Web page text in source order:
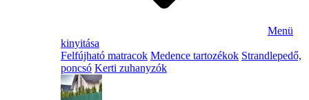
Menü
kinyitása
Felfújható matracok Medence tartozékok Strandlepedő,
poncsó Kerti zuhanyzók